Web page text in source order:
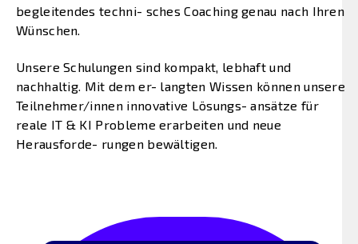
begleitendes techni- sches Coaching genau nach Ihren
Wünschen.
Unsere Schulungen sind kompakt, lebhaft und
nachhaltig. Mit dem er- langten Wissen können unsere
Teilnehmer/innen innovative Lösungs- ansätze für
reale IT & KI Probleme erarbeiten und neue
Herausforde- rungen bewältigen.